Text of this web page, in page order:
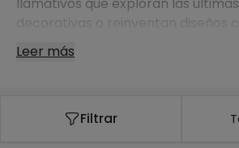
decorativas o reinventan diseños
que aúnan creatividad y tecnología
Leer más
Filtrar